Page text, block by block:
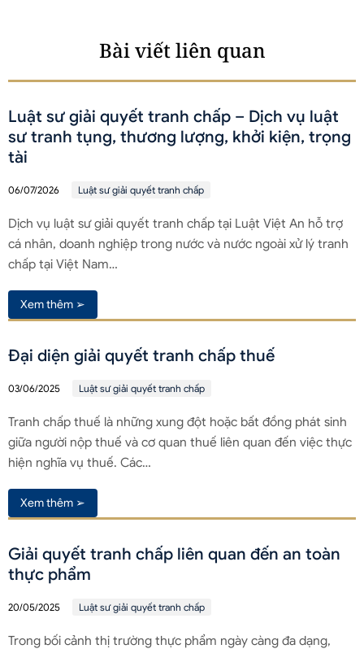
Bài viết liên quan
Luật sư giải quyết tranh chấp – Dịch vụ luật
sư tranh tụng, thương lượng, khởi kiện, trọng
tài
06/07/2026 Luật sư giải quyết tranh chấp
Dịch vụ luật sư giải quyết tranh chấp tại Luật Việt An hỗ trợ
cá nhân, doanh nghiệp trong nước và nước ngoài xử lý tranh
chấp tại Việt Nam…
Xem thêm ➢
Đại diện giải quyết tranh chấp thuế
03/06/2025 Luật sư giải quyết tranh chấp
Tranh chấp thuế là những xung đột hoặc bất đồng phát sinh
giữa người nộp thuế và cơ quan thuế liên quan đến việc thực
hiện nghĩa vụ thuế. Các…
Xem thêm ➢
Giải quyết tranh chấp liên quan đến an toàn
thực phẩm
20/05/2025 Luật sư giải quyết tranh chấp
Trong bối cảnh thị trường thực phẩm ngày càng đa dạng,